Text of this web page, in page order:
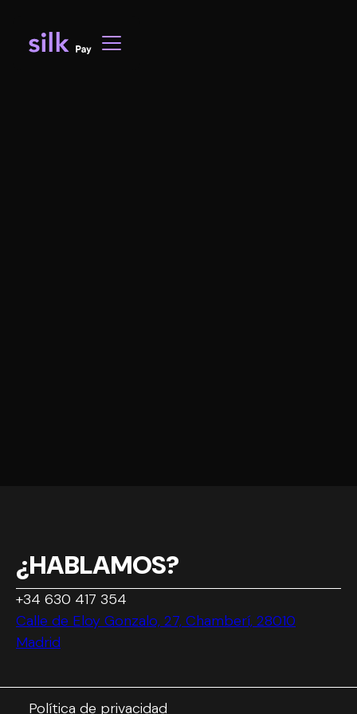
¿HABLAMOS?
+34 630 417 354
Calle de Eloy Gonzalo, 27, Chamberí, 28010
Madrid
Política de privacidad